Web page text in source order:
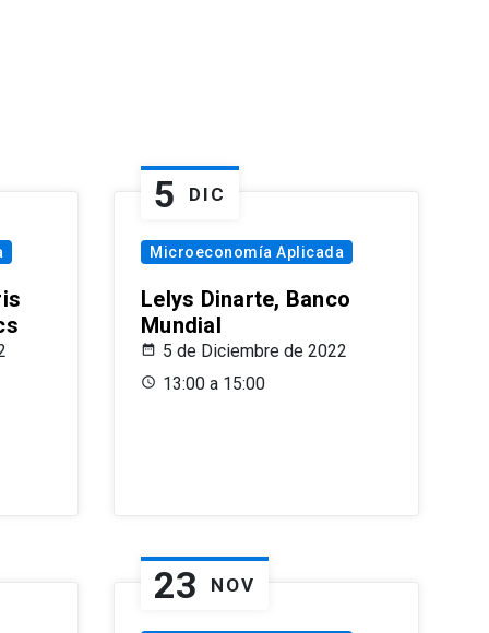
5 DIC
Microeconomía Aplicada
Lelys Dinarte, Banco
Mundial
5 de Diciembre de 2022
13:00 a 15:00
23 NOV